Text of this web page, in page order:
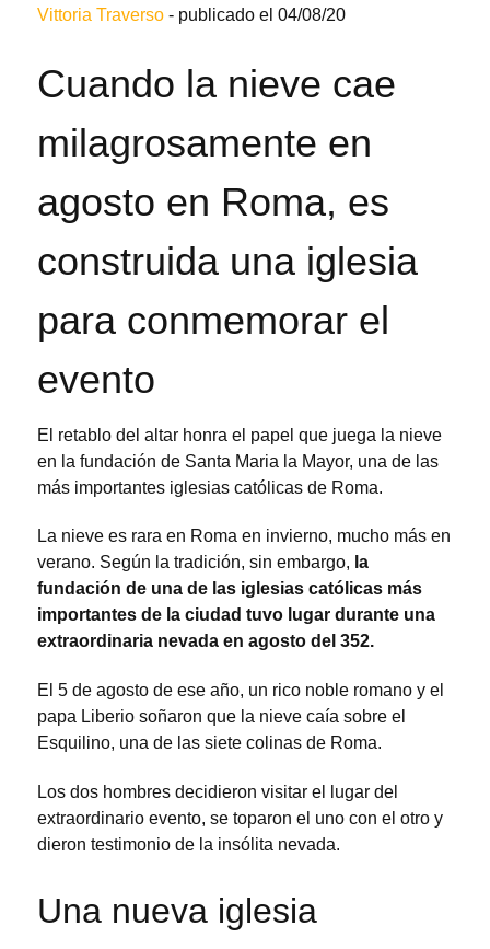
Vittoria Traverso - publicado el 04/08/20
Cuando la nieve cae
milagrosamente en
agosto en Roma, es
construida una iglesia
para conmemorar el
evento
El retablo del altar honra el papel que juega la nieve
en la fundación de Santa Maria la Mayor, una de las
más importantes iglesias católicas de Roma.
La nieve es rara en Roma en invierno, mucho más en
verano. Según la tradición, sin embargo, la
fundación de una de las iglesias católicas más
importantes de la ciudad tuvo lugar durante una
extraordinaria nevada en agosto del 352.
El 5 de agosto de ese año, un rico noble romano y el
papa Liberio soñaron que la nieve caía sobre el
Esquilino, una de las siete colinas de Roma.
Los dos hombres decidieron visitar el lugar del
extraordinario evento, se toparon el uno con el otro y
dieron testimonio de la insólita nevada.
Una nueva iglesia